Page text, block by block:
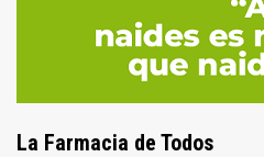
La Farmacia de Todos